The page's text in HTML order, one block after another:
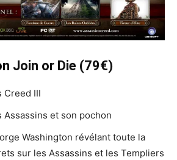
Join or Die (79€)
Creed III
Assassins et son pochon
Washington révélant toute la
sur les Assassins et les Templiers